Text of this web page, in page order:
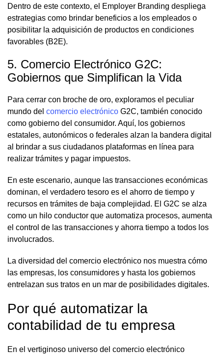
Dentro de este contexto, el Employer Branding despliega
estrategias como brindar beneficios a los empleados o
posibilitar la adquisición de productos en condiciones
favorables (B2E).
5. Comercio Electrónico G2C:
Gobiernos que Simplifican la Vida
Para cerrar con broche de oro, exploramos el peculiar
mundo del comercio electrónico G2C, también conocido
como gobierno del consumidor. Aquí, los gobiernos
estatales, autonómicos o federales alzan la bandera digital
al brindar a sus ciudadanos plataformas en línea para
realizar trámites y pagar impuestos.
En este escenario, aunque las transacciones económicas
dominan, el verdadero tesoro es el ahorro de tiempo y
recursos en trámites de baja complejidad. El G2C se alza
como un hilo conductor que automatiza procesos, aumenta
el control de las transacciones y ahorra tiempo a todos los
involucrados.
La diversidad del comercio electrónico nos muestra cómo
las empresas, los consumidores y hasta los gobiernos
entrelazan sus tratos en un mar de posibilidades digitales.
Por qué automatizar la
contabilidad de tu empresa
En el vertiginoso universo del comercio electrónico